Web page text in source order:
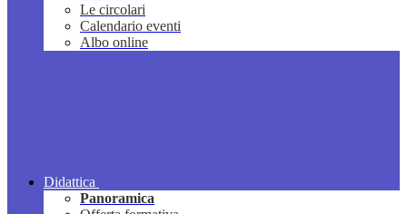
Le circolari
Calendario eventi
Albo online
Didattica
Panoramica